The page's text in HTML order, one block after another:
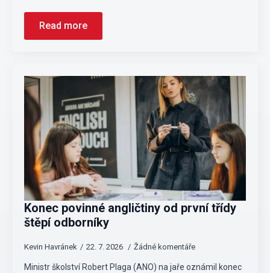
Read more
Konec povinné angličtiny od první třídy
štěpí odborníky
Kevin Havránek 22. 7. 2026 Žádné komentáře
Ministr školství Robert Plaga (ANO) na jaře oznámil konec